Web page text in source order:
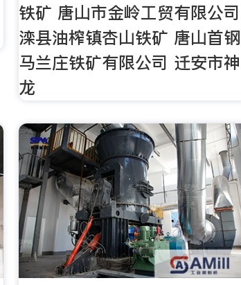
铁矿 唐山市金岭工贸有限公司
滦县油榨镇杏山铁矿 唐山首钢
马兰庄铁矿有限公司 迁安市神
龙